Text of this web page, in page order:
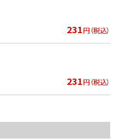
231円（税込）
231円（税込）